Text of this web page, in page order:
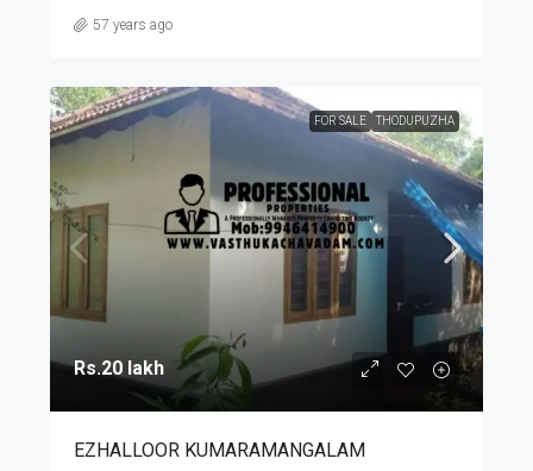
57 years ago
FOR SALE THODUPUZHA
Rs.20 lakh
EZHALLOOR KUMARAMANGALAM